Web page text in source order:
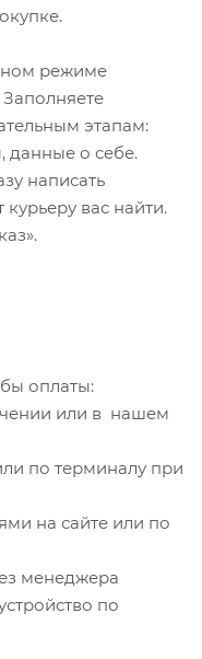
элементом
в
Это надёжное,
решение для
изображения, Smart
опыт.
режиме
этапам:
данные о себе.
написать
вас найти.
оплаты:
или в нашем
по терминалу при
на сайте или по
менеджера
по